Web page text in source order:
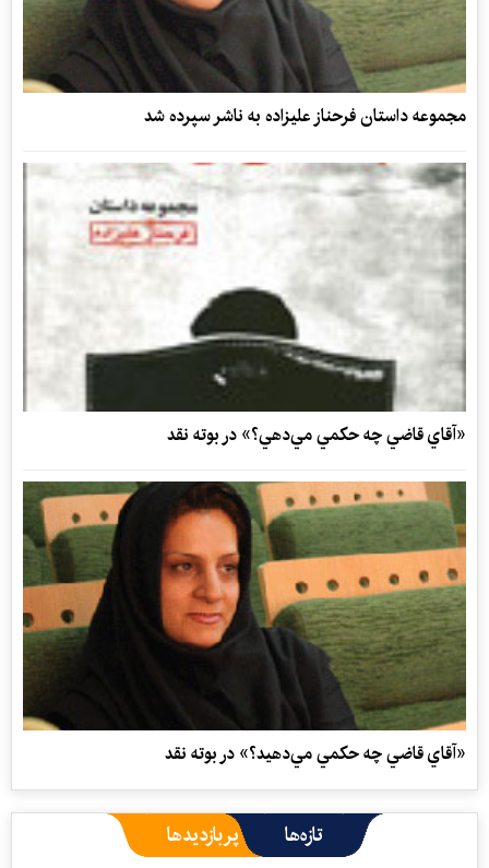
مجموعه داستان فرحناز عليزاده به ناشر سپرده شد
«آقاي قاضي چه حكمي مي‌دهي؟» در بوته نقد
«آقاي قاضي چه حكمي مي‌دهيد؟» در بوته نقد
تازه‌ها پربازدیدها